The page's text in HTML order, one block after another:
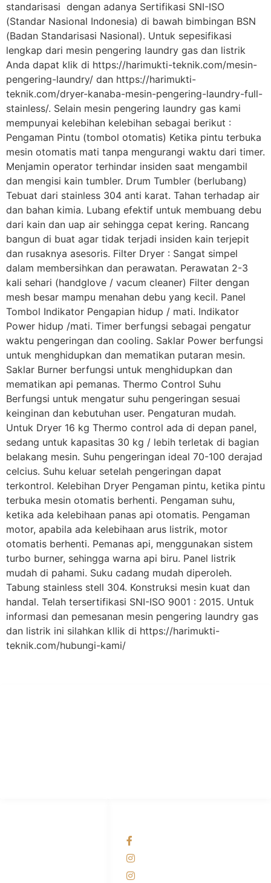
standarisasi dengan adanya Sertifikasi SNI-ISO
(Standar Nasional Indonesia) di bawah bimbingan BSN
(Badan Standarisasi Nasional). Untuk sepesifikasi
lengkap dari mesin pengering laundry gas dan listrik
Anda dapat klik di https://harimukti-teknik.com/mesin-
pengering-laundry/ dan https://harimukti-
teknik.com/dryer-kanaba-mesin-pengering-laundry-full-
stainless/. Selain mesin pengering laundry gas kami
mempunyai kelebihan kelebihan sebagai berikut :
Pengaman Pintu (tombol otomatis) Ketika pintu terbuka
mesin otomatis mati tanpa mengurangi waktu dari timer.
Menjamin operator terhindar insiden saat mengambil
dan mengisi kain tumbler. Drum Tumbler (berlubang)
Tebuat dari stainless 304 anti karat. Tahan terhadap air
dan bahan kimia. Lubang efektif untuk membuang debu
dari kain dan uap air sehingga cepat kering. Rancang
bangun di buat agar tidak terjadi insiden kain terjepit
dan rusaknya asesoris. Filter Dryer : Sangat simpel
dalam membersihkan dan perawatan. Perawatan 2-3
kali sehari (handglove / vacum cleaner) Filter dengan
mesh besar mampu menahan debu yang kecil. Panel
Tombol Indikator Pengapian hidup / mati. Indikator
Power hidup /mati. Timer berfungsi sebagai pengatur
waktu pengeringan dan cooling. Saklar Power berfungsi
untuk menghidupkan dan mematikan putaran mesin.
Saklar Burner berfungsi untuk menghidupkan dan
mematikan api pemanas. Thermo Control Suhu
Berfungsi untuk mengatur suhu pengeringan sesuai
keinginan dan kebutuhan user. Pengaturan mudah.
Untuk Dryer 16 kg Thermo control ada di depan panel,
sedang untuk kapasitas 30 kg / lebih terletak di bagian
belakang mesin. Suhu pengeringan ideal 70-100 derajad
celcius. Suhu keluar setelah pengeringan dapat
terkontrol. Kelebihan Dryer Pengaman pintu, ketika pintu
terbuka mesin otomatis berhenti. Pengaman suhu,
ketika ada kelebihaan panas api otomatis. Pengaman
motor, apabila ada kelebihaan arus listrik, motor
otomatis berhenti. Pemanas api, menggunakan sistem
turbo burner, sehingga warna api biru. Panel listrik
mudah di pahami. Suku cadang mudah diperoleh.
Tabung stainless stell 304. Konstruksi mesin kuat dan
handal. Telah tersertifikasi SNI-ISO 9001 : 2015. Untuk
informasi dan pemesanan mesin pengering laundry gas
dan listrik ini silahkan kllik di https://harimukti-
teknik.com/hubungi-kami/